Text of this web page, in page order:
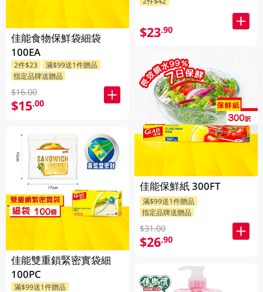
佳能食物保鮮袋細袋
100EA
2件$23
滿$99送1件贈品
指定品牌送贈品
$16.00
$15.00
佳能雙重鎖緊密實袋細
100PC
滿$99送1件贈品
發貨)
$23.90
佳能保鮮紙 300FT
滿$99送1件贈品
指定品牌送贈品
$31.00
$26.90